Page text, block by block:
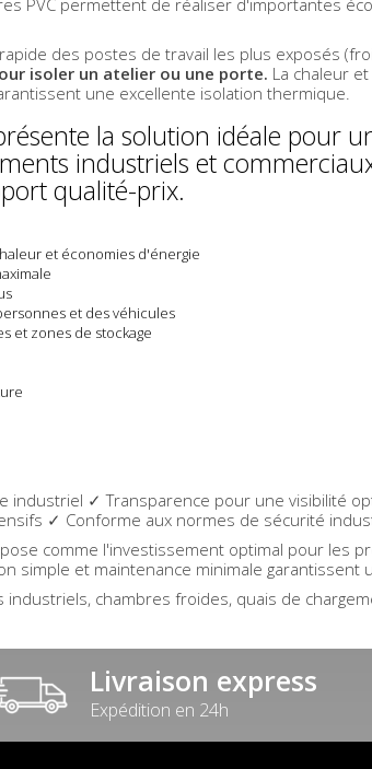
PVC permettent de réaliser d'importantes
des postes de travail les plus exposés
isoler un atelier ou une porte. La chaleur
une excellente isolation thermique.
la solution idéale pour
industriels et
qualité-prix.
et économies d'énergie
et des véhicules
et zones de stockage
industriel ✓ Transparence pour une visibilité
✓ Conforme aux normes de sécurité
comme l'investissement optimal pour les
simple et maintenance minimale
chambres froides, quais de
Livraison express
Expédition en 24h